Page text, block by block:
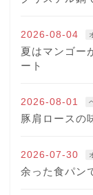
2026-08-04
夏はマンゴー
ート
2026-08-01
豚肩ロースの
2026-07-30
余った食パン